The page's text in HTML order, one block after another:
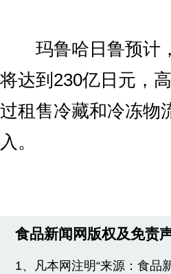
玛鲁哈日鲁预计，
将达到230亿日元，
过租售冷藏和冷冻物
入。
食品新闻网版权及免责
1、凡本网注明“来源：食品